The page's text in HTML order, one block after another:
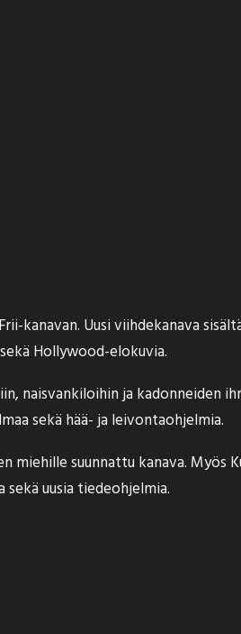
kanavan. Uusi viihdekanava
Hollywood-elokuvia.
naisvankiloihin ja kadonneiden
sekä hää- ja leivontaohjelmia.
miehille suunnattu kanava. Myös
uusia tiedeohjelmia.